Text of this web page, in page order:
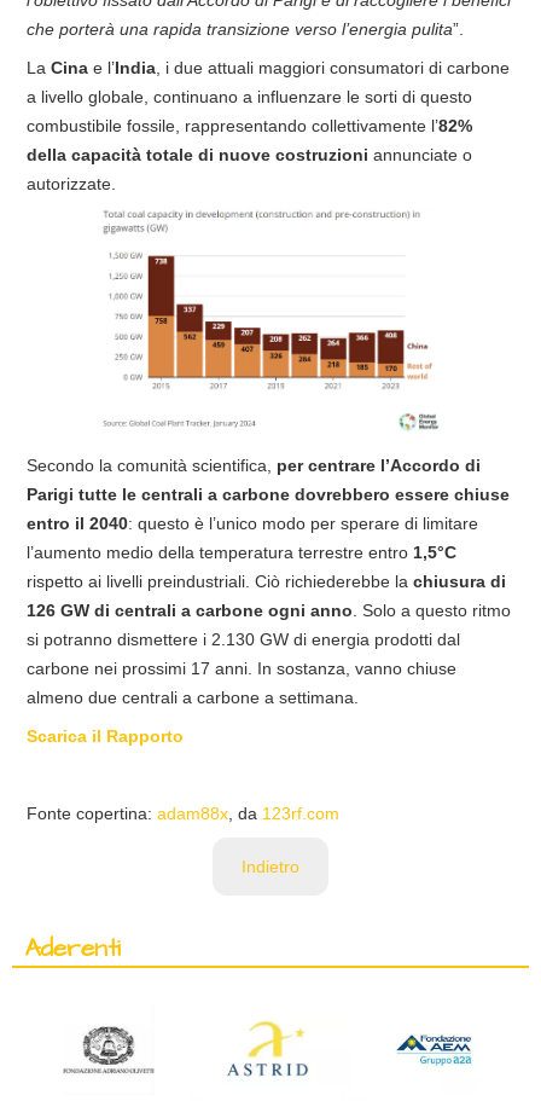
che porterà una rapida transizione verso l’energia pulita”.
La Cina e l’India, i due attuali maggiori consumatori di carbone
a livello globale, continuano a influenzare le sorti di questo
combustibile fossile, rappresentando collettivamente l’82%
della capacità totale di nuove costruzioni annunciate o
autorizzate.
Secondo la comunità scientifica, per centrare l’Accordo di
Parigi tutte le centrali a carbone dovrebbero essere chiuse
entro il 2040: questo è l’unico modo per sperare di limitare
l’aumento medio della temperatura terrestre entro 1,5°C
rispetto ai livelli preindustriali. Ciò richiederebbe la chiusura di
126 GW di centrali a carbone ogni anno . Solo a questo ritmo
si potranno dismettere i 2.130 GW di energia prodotti dal
carbone nei prossimi 17 anni. In sostanza, vanno chiuse
almeno due centrali a carbone a settimana.
Scarica il Rapporto
Fonte copertina: adam88x , da 123rf.com
Indietro
Aderenti